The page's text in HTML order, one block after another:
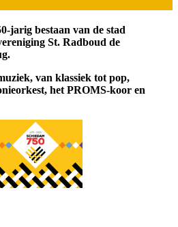
jarig bestaan van de stad
St. Radboud de
van klassiek tot pop,
het PROMS-koor en